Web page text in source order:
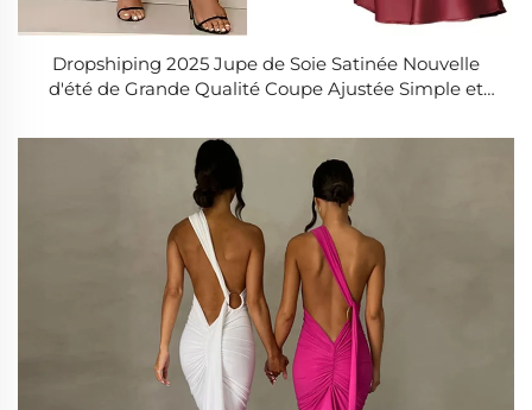
Dropshiping 2025 Jupe de Soie Satinée Nouvelle
d'été de Grande Qualité Coupe Ajustée Simple et